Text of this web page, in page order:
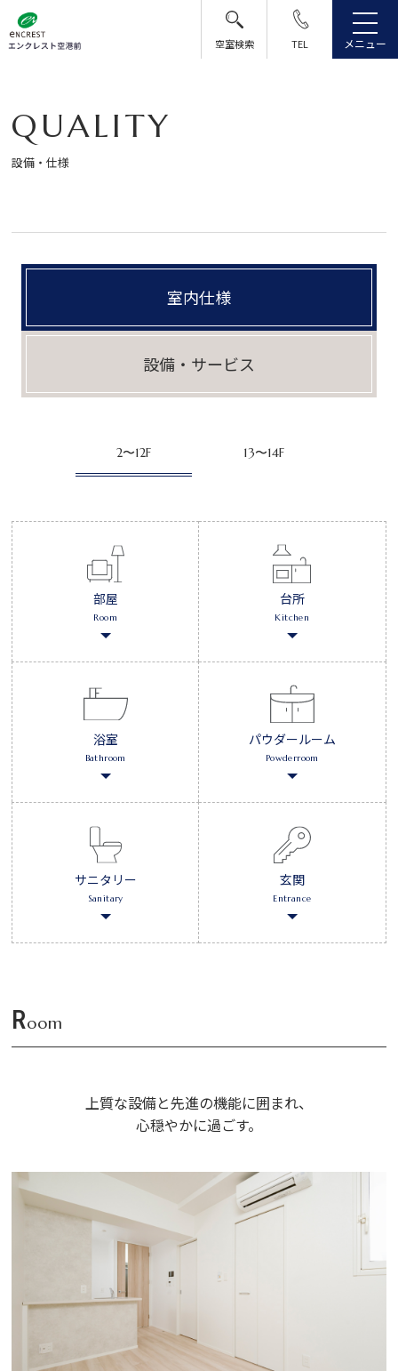
空室検索 TEL メニュー
QUALITY
設備・仕様
室内仕様
設備・サービス
2〜12F 13〜14F
部屋
Room
台所
Kitchen
浴室
Bathroom
パウダールーム
Powderroom
サニタリー
Sanitary
玄関
Entrance
Room
上質な設備と先進の機能に囲まれ、
心穏やかに過ごす。